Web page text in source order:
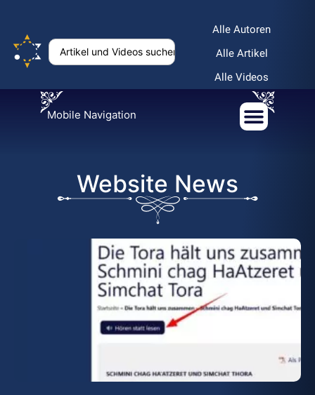
Alle Autoren
Alle Artikel
Alle Videos
Mobile Navigation
Website News